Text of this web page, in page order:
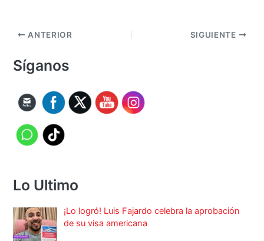
ANTERIOR SIGUIENTE
Síganos
Lo Ultimo
¡Lo logró! Luis Fajardo celebra la aprobación
de su visa americana